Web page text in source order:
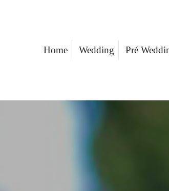
Home Wedding Pré